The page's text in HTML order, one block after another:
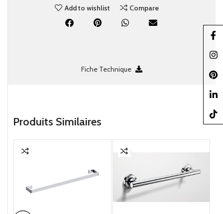
Add to wishlist Compare
Fiche Technique
Produits Similaires